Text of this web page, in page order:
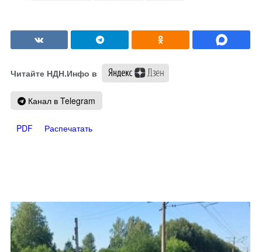
Читайте НДН.Инфо в
Канал в Telegram
PDF Распечатать